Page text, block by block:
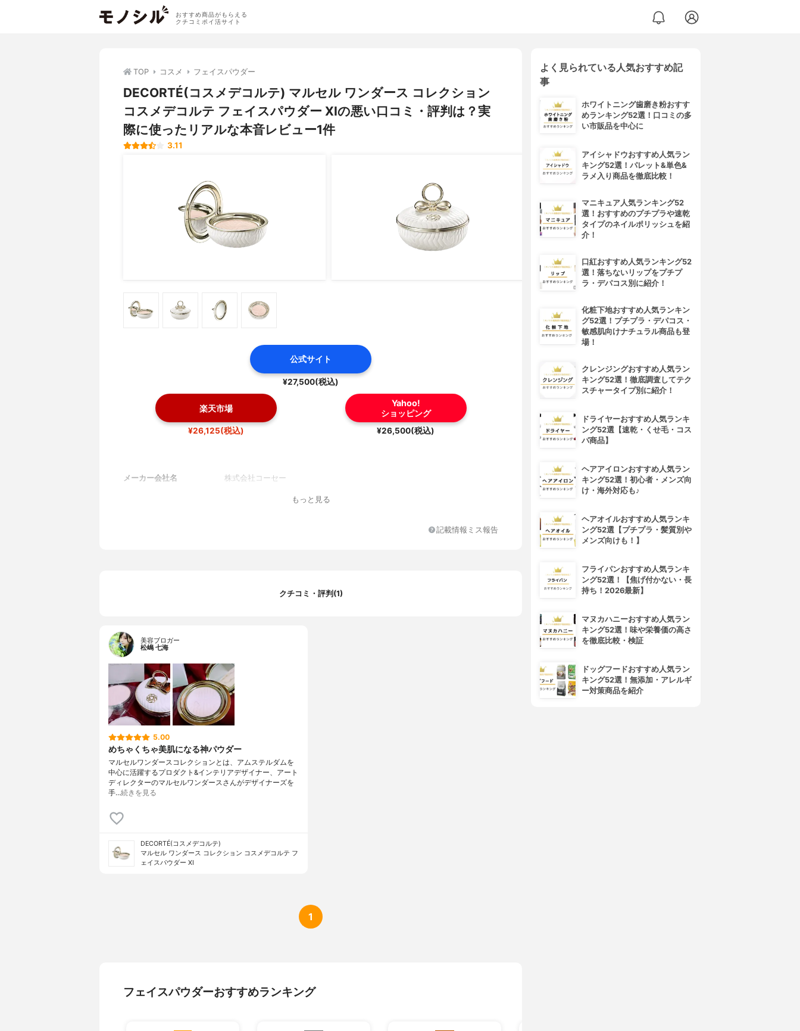
おすすめ商品がもらえる
クチコミポイ活サイト
TOP コスメ フェイスパウダー
DECORTÉ(コスメデコルテ) マルセル ワンダース コレクション
コスメデコルテ フェイスパウダー XIの悪い口コミ・評判は？実
際に使ったリアルな本音レビュー1件
3.11
公式サイト
¥27,500(税込)
楽天市場
¥26,125(税込)
Yahoo!
ショッピング
¥26,500(税込)
メーカー会社名 株式会社コーセー
もっと見る
記載情報ミス報告
クチコミ・評判(1)
美容ブロガー
松嶋 七海
5.00
めちゃくちゃ美肌になる神パウダー
マルセルワンダースコレクションとは、アムステルダムを
中心に活躍するプロダクト&インテリアデザイナー、アート
ディレクターのマルセルワンダースさんがデザイナーズを
手…続きを見る
DECORTÉ(コスメデコルテ)
マルセル ワンダース コレクション コスメデコルテ フ
ェイスパウダー XI
1
フェイスパウダーおすすめランキング
よく見られている人気おすすめ記
事
ホワイトニング歯磨き粉おすす
めランキング52選！口コミの多
い市販品を中心に
アイシャドウおすすめ人気ラン
キング52選！パレット&単色&
ラメ入り商品を徹底比較！
マニキュア人気ランキング52
選！おすすめのプチプラや速乾
タイプのネイルポリッシュを紹
介！
口紅おすすめ人気ランキング52
選！落ちないリップをプチプ
ラ・デパコス別に紹介！
化粧下地おすすめ人気ランキン
グ52選！プチプラ・デパコス・
敏感肌向けナチュラル商品も登
場！
クレンジングおすすめ人気ラン
キング52選！徹底調査してテク
スチャータイプ別に紹介！
ドライヤーおすすめ人気ランキ
ング52選【速乾・くせ毛・コス
パ商品】
ヘアアイロンおすすめ人気ラン
キング52選！初心者・メンズ向
け・海外対応も♪
ヘアオイルおすすめ人気ランキ
ング52選【プチプラ・髪質別や
メンズ向けも！】
フライパンおすすめ人気ランキ
ング52選！【焦げ付かない・長
持ち！2026最新】
マヌカハニーおすすめ人気ラン
キング52選！味や栄養価の高さ
を徹底比較・検証
ドッグフードおすすめ人気ラン
キング52選！無添加・アレルギ
ー対策商品を紹介